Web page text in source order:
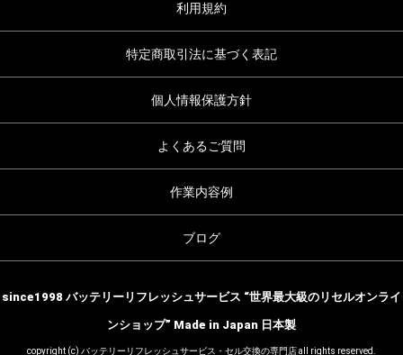
利用規約
特定商取引法に基づく表記
個人情報保護方針
よくあるご質問
作業内容例
ブログ
since1998 バッテリーリフレッシュサービス “世界最大級のリセルオンライ
ンショップ” Made in Japan 日本製
copyright (c) バッテリーリフレッシュサービス・セル交換の専門店 all rights reserved.